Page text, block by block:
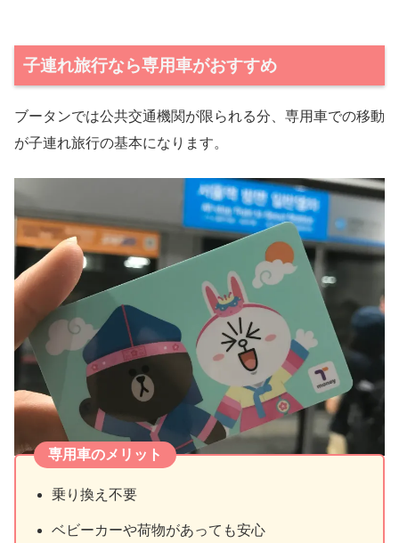
子連れ旅行なら専用車がおすすめ
ブータンでは公共交通機関が限られる分、専用車での移動
が子連れ旅行の基本になります。
専用車のメリット
乗り換え不要
ベビーカーや荷物があっても安心